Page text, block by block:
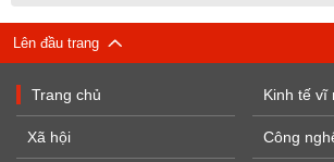
Lên đầu trang
Trang chủ
Xã hội
Kinh tế vĩ
Công